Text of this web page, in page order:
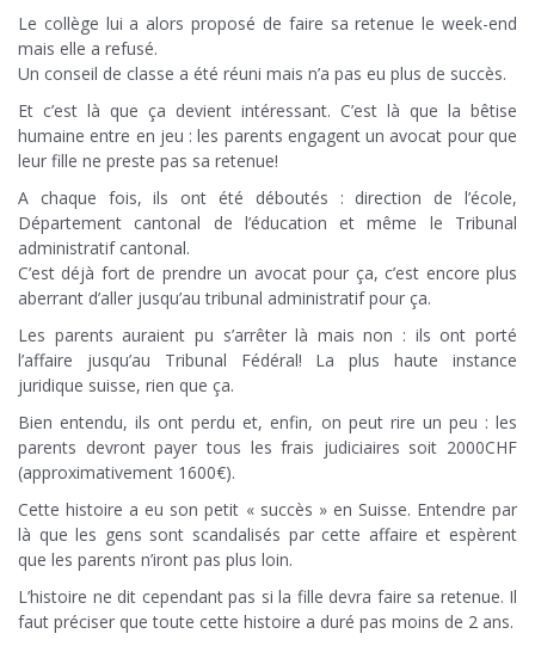
Le collège lui a alors proposé de faire sa retenue le week-end
mais elle a refusé.
Un conseil de classe a été réuni mais n’a pas eu plus de succès.
Et c’est là que ça devient intéressant. C’est là que la bêtise
humaine entre en jeu : les parents engagent un avocat pour que
leur fille ne preste pas sa retenue!
A chaque fois, ils ont été déboutés : direction de l’école,
Département cantonal de l’éducation et même le Tribunal
administratif cantonal.
C’est déjà fort de prendre un avocat pour ça, c’est encore plus
aberrant d’aller jusqu’au tribunal administratif pour ça.
Les parents auraient pu s’arrêter là mais non : ils ont porté
l’affaire jusqu’au Tribunal Fédéral! La plus haute instance
juridique suisse, rien que ça.
Bien entendu, ils ont perdu et, enfin, on peut rire un peu : les
parents devront payer tous les frais judiciaires soit 2000CHF
(approximativement 1600€).
Cette histoire a eu son petit « succès » en Suisse. Entendre par
là que les gens sont scandalisés par cette affaire et espèrent
que les parents n’iront pas plus loin.
L’histoire ne dit cependant pas si la fille devra faire sa retenue. Il
faut préciser que toute cette histoire a duré pas moins de 2 ans.